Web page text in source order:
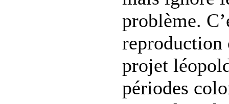
problème.
reproduction
projet
périodes